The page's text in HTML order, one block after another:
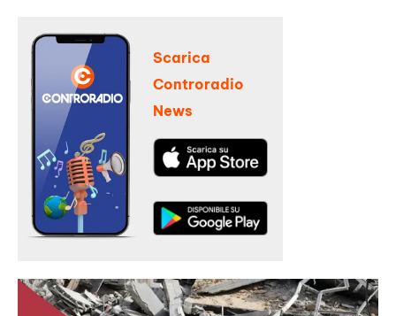
Scarica
Controradio
News